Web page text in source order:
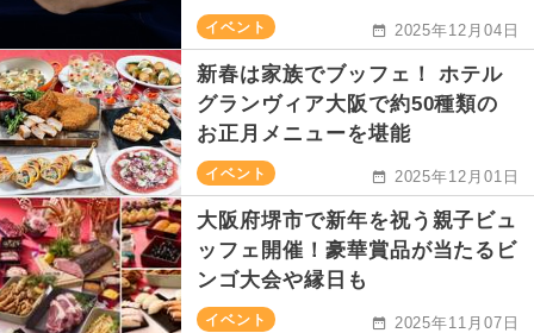
イベント 2025年12月04日
新春は家族でブッフェ！ ホテル
グランヴィア大阪で約50種類の
お正月メニューを堪能
イベント 2025年12月01日
大阪府堺市で新年を祝う親子ビュ
ッフェ開催！豪華賞品が当たるビ
ンゴ大会や縁日も
イベント 2025年11月07日